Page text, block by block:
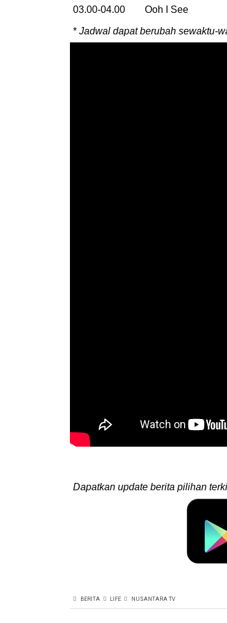
03.00-04.00 Ooh I See
* Jadwal dapat berubah sewaktu-
Dapatkan update berita pilihan
BERITA LIFE NUSANTARA TV